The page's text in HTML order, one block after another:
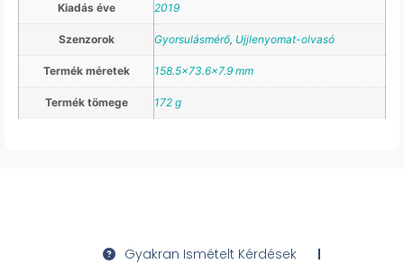
Kiadás éve 2019
Szenzorok Gyorsulásmérő, Ujjlenyomat-olvasó
Termék méretek 158.5×73.6×7.9 mm
Termék tömege 172 g
Gyakran Ismételt Kérdések